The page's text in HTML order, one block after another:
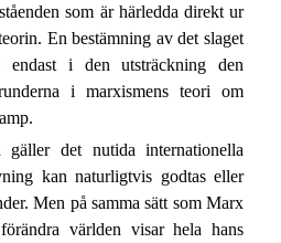
som är härledda direkt ur
En bestämning av det slaget
endast i den utsträckning den
i marxismens teori om
gäller det nutida internationella
kan naturligtvis godtas eller
Men på samma sätt som Marx
världen visar hela hans